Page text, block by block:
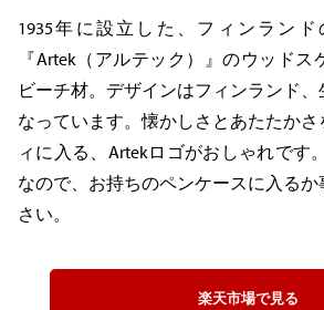
1935年に設立した、フィンラン
『Artek（アルテック）』のウッド
ビーチ材。デザインはフィンランド、
なっています。懐かしさとあたたか
ィに入る、Artekロゴがおしゃれです
なので、お持ちのペンケースに入る
さい。
楽天市場で見る